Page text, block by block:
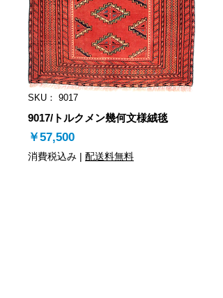
SKU： 9017
9017/トルクメン幾何文様絨毯
￥57,500価
格
消費税込み | 配送料無料